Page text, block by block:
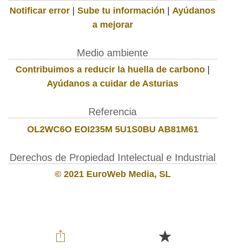
Notificar error | Sube tu información | Ayúdanos
a mejorar
Medio ambiente
Contribuimos a reducir la huella de carbono|
Ayúdanos a cuidar de Asturias
Referencia
OL2WC6O EOI235M 5U1S0BU AB81M61
Derechos de Propiedad Intelectual e Industrial
© 2021 EuroWeb Media, SL